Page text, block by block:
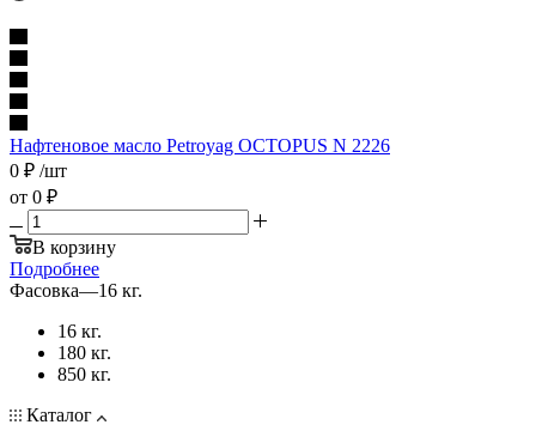
Нафтеновое масло Petroyag OCTOPUS N 2226
0 ₽ /шт
от 0 ₽
В корзину
Подробнее
Фасовка—16 кг.
16 кг.
180 кг.
850 кг.
Каталог